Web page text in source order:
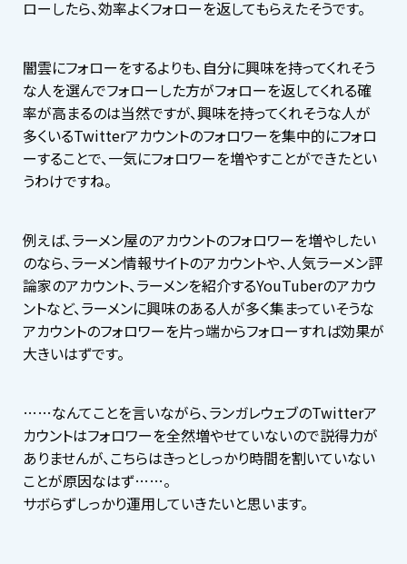
ローしたら、効率よくフォローを返してもらえたそうです。
闇雲にフォローをするよりも、自分に興味を持ってくれそう
な人を選んでフォローした方がフォローを返してくれる確
率が高まるのは当然ですが、興味を持ってくれそうな人が
多くいるTwitterアカウントのフォロワーを集中的にフォロ
ーすることで、一気にフォロワーを増やすことができたとい
うわけですね。
例えば、ラーメン屋のアカウントのフォロワーを増やしたい
のなら、ラーメン情報サイトのアカウントや、人気ラーメン評
論家のアカウント、ラーメンを紹介するYouTuberのアカウ
ントなど、ラーメンに興味のある人が多く集まっていそうな
アカウントのフォロワーを片っ端からフォローすれば効果が
大きいはずです。
……なんてことを言いながら、ランガレウェブのTwitterア
カウントはフォロワーを全然増やせていないので説得力が
ありませんが、こちらはきっとしっかり時間を割いていない
ことが原因なはず……。
サボらずしっかり運用していきたいと思います。